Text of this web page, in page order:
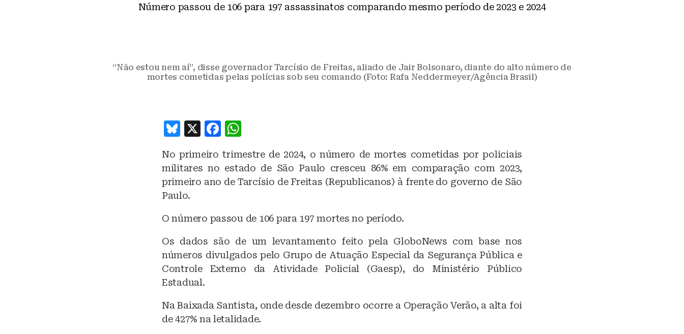
Número passou de 106 para 197 assassinatos comparando mesmo período de 2023 e 2024
“Não estou nem aí”, disse governador Tarcísio de Freitas, aliado de Jair Bolsonaro, diante do alto número de
mortes cometidas pelas polícias sob seu comando (Foto: Rafa Neddermeyer/Agência Brasil)
B
e
s
k
y
X
F
c
e
o
k
at
s
p
p
No primeiro trimestre de 2024, o número de mortes cometidas por policiais
militares no estado de São Paulo cresceu 86% em comparação com 2023,
primeiro ano de Tarcísio de Freitas (Republicanos) à frente do governo de São
Paulo.
O número passou de 106 para 197 mortes no período.
Os dados são de um levantamento feito pela GloboNews com base nos
números divulgados pelo Grupo de Atuação Especial da Segurança Pública e
Controle Externo da Atividade Policial (Gaesp), do Ministério Público
Estadual.
Na Baixada Santista, onde desde dezembro ocorre a Operação Verão, a alta foi
de 427% na letalidade.